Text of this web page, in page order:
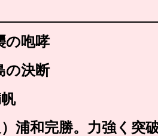
の咆哮
の決断
浦和完勝。力強く突